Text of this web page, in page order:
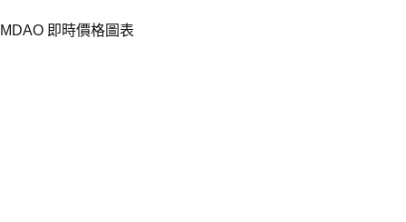
MDAO 即時價格圖表